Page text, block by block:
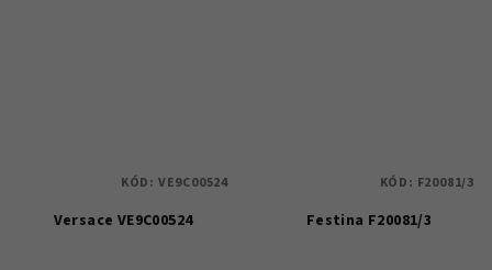
Versace VE9C00524
KÓD: VE9C00524
Festina F20081/3
KÓD: F20081/3